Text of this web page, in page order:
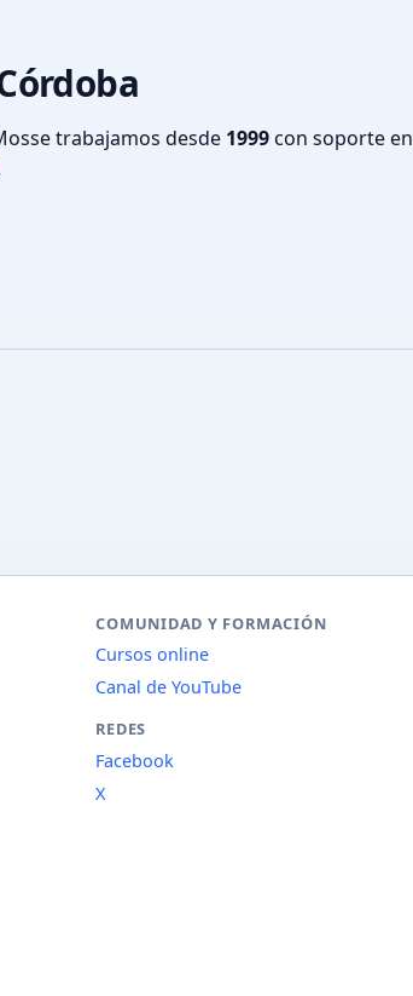
trabajamos desde 1999con soporte en
COMUNIDAD Y FORMACIÓN
Cursos online
Canal de YouTube
REDES
Facebook
X